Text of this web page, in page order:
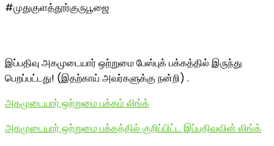
#முதுகுளத்தூர்குருபூஜை
இப்பதிவு அகமுடையார் ஒற்றுமை பேஸ்புக் பக்கத்தில் இருந்து
பெறப்பட்டது! (இதற்காய் அவர்களுக்கு நன்றி) .
அகமுடையார் ஒற்றுமை பக்கம் லிங்க்
அகமுடையார் ஒற்றுமை பக்கத்தில் குறிப்பிட்ட இப்பதிவுவின் லிங்க்